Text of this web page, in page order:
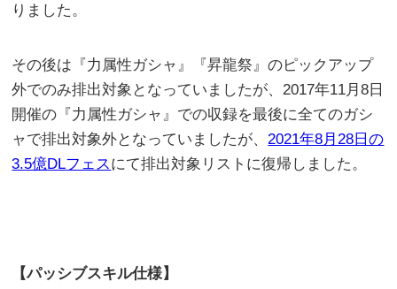
りました。
その後は『力属性ガシャ』『昇龍祭』のピックアップ
外でのみ排出対象となっていましたが、2017年11月8日
開催の『力属性ガシャ』での収録を最後に全てのガシ
ャで排出対象外となっていましたが、2021年8月28日の
3.5億DLフェスにて排出対象リストに復帰しました。
【パッシブスキル仕様】